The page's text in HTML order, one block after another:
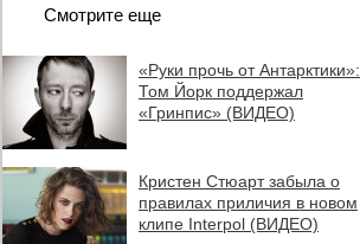
Смотрите еще
«Руки прочь от Антарктики»:
Том Йорк поддержал
«Гринпис» (ВИДЕО)
Кристен Стюарт забыла о
правилах приличия в новом
клипе Interpol (ВИДЕО)